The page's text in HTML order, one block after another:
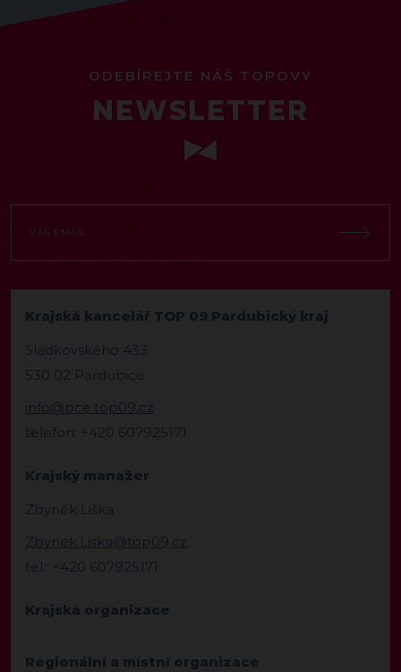
ODEBÍREJTE NÁŠ TOPOVÝ
NEWSLETTER
Krajská kancelář TOP 09 Pardubický kraj
Sladkovského 433
530 02 Pardubice
info@pce.top09.cz
telefon: +420 607925171
Krajský manažer
Zbyněk Liška
Zbynek.Liska@top09.cz
tel.: +420 607925171
Krajská organizace
Regionální a místní organizace